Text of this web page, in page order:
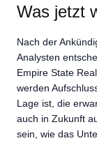
Was jetzt
Nach der
Analysten
Empire State
werden
Lage ist, die
auch in Zukunft
sein, wie das